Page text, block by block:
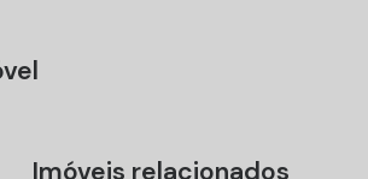
Imóveis relacionados